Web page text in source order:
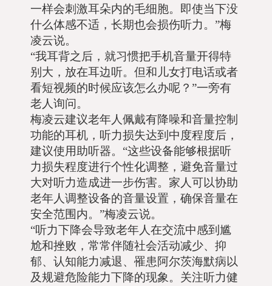
一样会刺激耳朵内的毛细胞。即使当下没
什么体感不适，长期也会损伤听力。”梅
凌云说。
“我耳背之后，就习惯把手机音量开得特
别大，放在耳边听。但和儿女打电话或者
看短视频的时候应该怎么办呢？”一旁有
老人询问。
梅凌云建议老年人佩戴有降噪和音量控制
功能的耳机，听力损失达到中度程度后，
建议使用助听器。“这些设备能够根据听
力损失程度进行个性化调整，避免音量过
大对听力造成进一步伤害。家人可以协助
老年人调整设备的音量设置，确保音量在
安全范围内。”梅凌云说。
“听力下降会导致老年人在交流中感到尴
尬和挫败，常常伴随社会活动减少、抑
郁、认知能力减退、罹患阿尔茨海默病以
及规避危险能力下降的现象。关注听力健